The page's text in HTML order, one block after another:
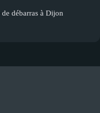
débarras à Dijon